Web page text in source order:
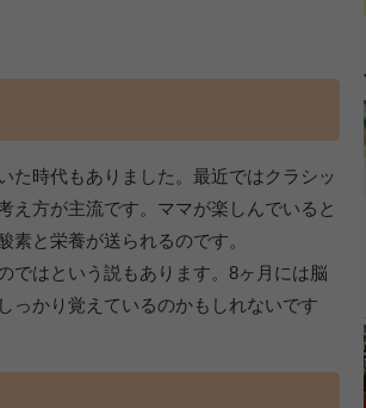
た時代もありました。最近ではクラシッ
え方が主流です。ママが楽しんでいると
と栄養が送られるのです。
ではという説もあります。8ヶ月には脳
っかり覚えているのかもしれないです